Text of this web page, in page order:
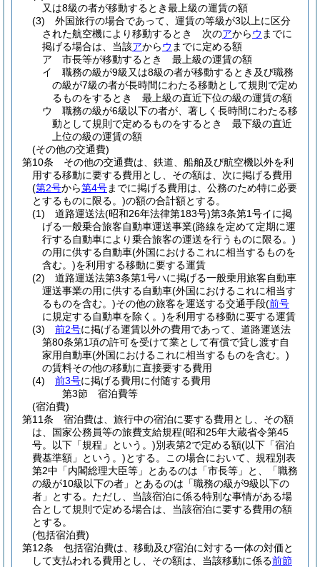
又は8級の者が移動するとき最上級の運賃の額
(3)
外国旅行の場合であって、運賃の等級が3以上に区分
された航空機により移動するとき 次のアからウ までに
掲げる場合は、当該アからウ までに定める額
ア
市長等が移動するとき 最上級の運賃の額
イ
職務の級が9級又は8級の者が移動するとき及び職務
の級が7級の者が長時間にわたる移動として規則で定め
るものをするとき 最上級の直近下位の級の運賃の額
ウ
職務の級が6級以下の者が、著しく長時間にわたる移
動として規則で定めるものをするとき 最下級の直近
上位の級の運賃の額
(その他の交通費)
第10条
その他の交通費は、鉄道、船舶及び航空機以外を利
用する移動に要する費用とし、その額は、次に掲げる費用
(第2号から第4号までに掲げる費用は、公務のため特に必要
とするものに限る。)の額の合計額とする。
(1)
道路運送法(昭和26年法律第183号)第3条第1号イに掲
げる一般乗合旅客自動車運送事業(路線を定めて定期に運
行する自動車により乗合旅客の運送を行うものに限る。)
の用に供する自動車(外国におけるこれに相当するものを
含む。)を利用する移動に要する運賃
(2)
道路運送法第3条第1号ハに掲げる一般乗用旅客自動車
運送事業の用に供する自動車(外国におけるこれに相当す
るものを含む。)その他の旅客を運送する交通手段(前号
に規定する自動車を除く。)を利用する移動に要する運賃
(3)
前2号に掲げる運賃以外の費用であって、道路運送法
第80条第1項の許可を受けて業として有償で貸し渡す自
家用自動車(外国におけるこれに相当するものを含む。)
の賃料その他の移動に直接要する費用
(4)
前3号に掲げる費用に付随する費用
第3節
宿泊費等
(宿泊費)
第11条
宿泊費は、旅行中の宿泊に要する費用とし、その額
は、国家公務員等の旅費支給規程(昭和25年大蔵省令第45
号。以下「規程」という。)別表第2で定める額(以下「宿泊
費基準額」という。)とする。
この場合において、規程別表
第2中「内閣総理大臣等」とあるのは「市長等」と、「職務
の級が10級以下の者」とあるのは「職務の級が9級以下の
者」とする。 ただし、当該宿泊に係る特別な事情がある場
合として規則で定める場合は、当該宿泊に要する費用の額
とする。
(包括宿泊費)
第12条
包括宿泊費は、移動及び宿泊に対する一体の対価と
して支払われる費用とし、その額は、当該移動に係る前節